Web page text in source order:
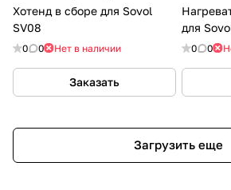
Хотенд в сборе для Sovol
SV08
0 0 Нет в наличии
Заказать
для
0 0
Загрузить еще